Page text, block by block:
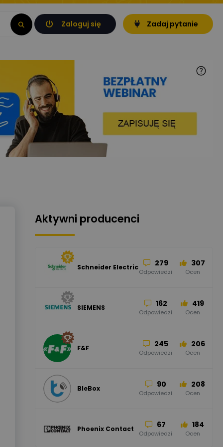
Zaloguj się Zadaj pytanie
Aktywni producenci
Schneider Electric 279
Odpowiedzi
307
Ocen
SIEMENS 162
Odpowiedzi
419
Ocen
F&F 245
Odpowiedzi
206
Ocen
BleBox 90
Odpowiedzi
208
Ocen
Phoenix Contact 67
Odpowiedzi
184
Ocen